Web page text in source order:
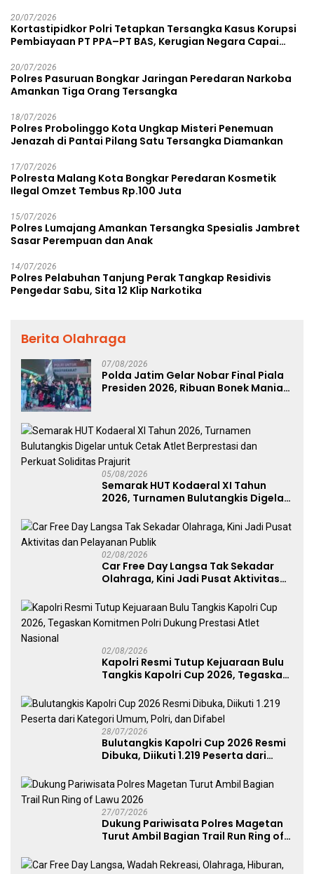
20/07/2026
Kortastipidkor Polri Tetapkan Tersangka Kasus Korupsi
Pembiayaan PT PPA–PT BAS, Kerugian Negara Capai
20/07/2026
Polres Pasuruan Bongkar Jaringan Peredaran Narkoba
Amankan Tiga Orang Tersangka
18/07/2026
Polres Probolinggo Kota Ungkap Misteri Penemuan
Jenazah di Pantai Pilang Satu Tersangka Diamankan
17/07/2026
Polresta Malang Kota Bongkar Peredaran Kosmetik
Ilegal Omzet Tembus Rp.100 Juta
15/07/2026
Polres Lumajang Amankan Tersangka Spesialis Jambret
Sasar Perempuan dan Anak
14/07/2026
Polres Pelabuhan Tanjung Perak Tangkap Residivis
Pengedar Sabu, Sita 12 Klip Narkotika
Berita Olahraga
07/08/2026
Polda Jatim Gelar Nobar Final Piala
Presiden 2026, Ribuan Bonek Mania
05/08/2026
Semarak HUT Kodaeral XI Tahun
2026, Turnamen Bulutangkis Digelar
Perkuat Soliditas Prajurit
02/08/2026
Car Free Day Langsa Tak Sekadar
Olahraga, Kini Jadi Pusat Aktivitas
02/08/2026
Kapolri Resmi Tutup Kejuaraan Bulu
Tangkis Kapolri Cup 2026, Tegaskan
Atlet Nasional
28/07/2026
Bulutangkis Kapolri Cup 2026 Resmi
Dibuka, Diikuti 1.219 Peserta dari
27/07/2026
Dukung Pariwisata Polres Magetan
Turut Ambil Bagian Trail Run Ring of